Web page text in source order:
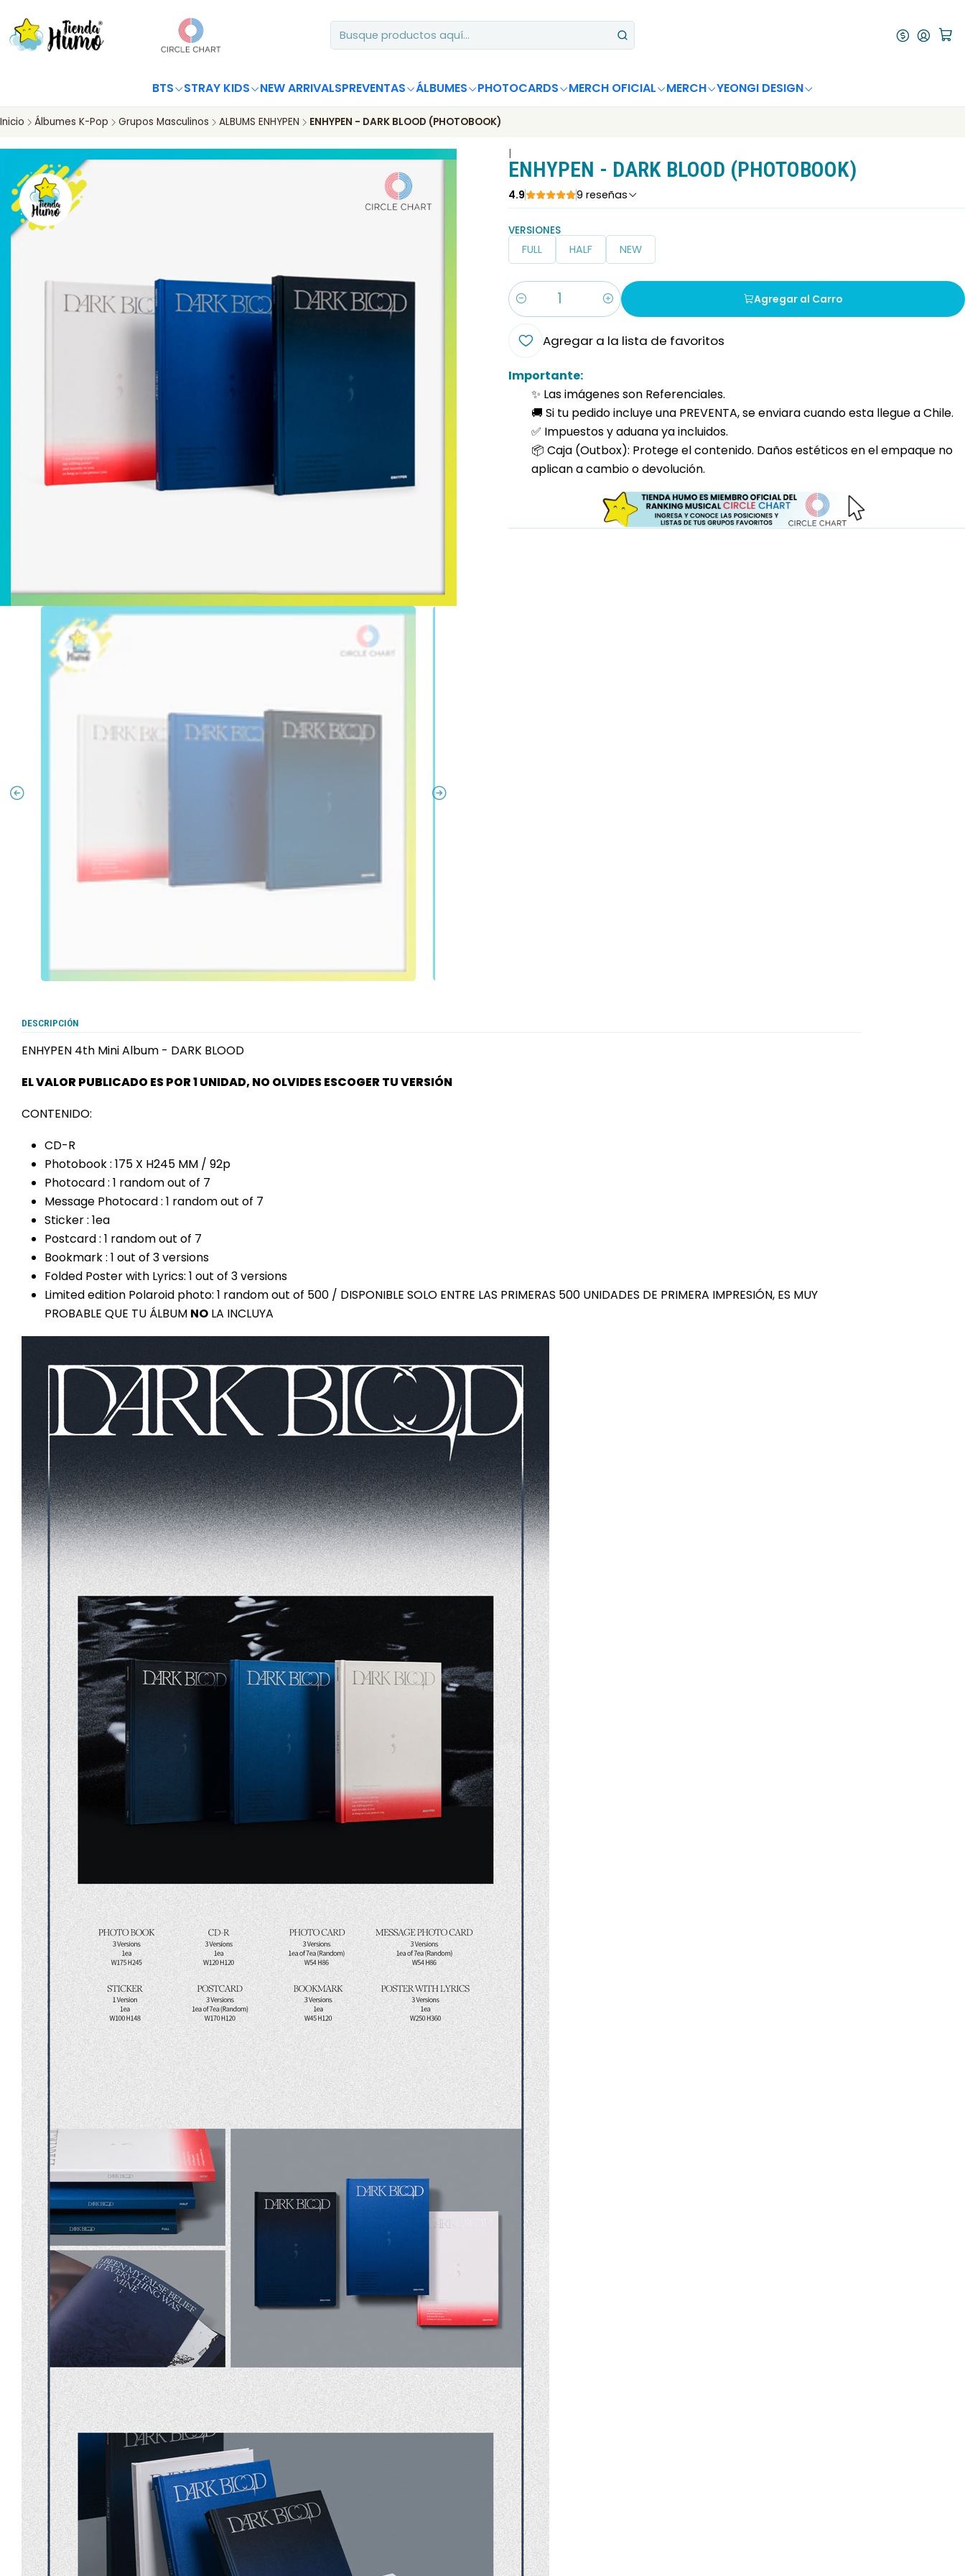
BTS STRAY KIDS NEW ARRIVALSPREVENTAS ÁLBUMES PHOTOCARDS MERCH OFICIAL MERCH YEONGI DESIGN
Inicio Álbumes K-Pop Grupos Masculinos ALBUMS ENHYPEN ENHYPEN - DARK BLOOD (PHOTOBOOK)
|
ENHYPEN - DARK BLOOD (PHOTOBOOK)
4.9 9 reseñas
VERSIONES
FULL HALF NEW
Cantidad
Agregar al Carro
Agregar a la lista de favoritos
Importante:
✨ Las imágenes son Referenciales.
🚚 Si tu pedido incluye una PREVENTA, se enviara cuando esta llegue a Chile.
✅ Impuestos y aduana ya incluidos.
📦 Caja (Outbox): Protege el contenido. Daños estéticos en el empaque no
aplican a cambio o devolución.
DESCRIPCIÓN
ENHYPEN 4th Mini Album - DARK BLOOD
EL VALOR PUBLICADO ES POR 1 UNIDAD, NO OLVIDES ESCOGER TU VERSIÓN
CONTENIDO:
CD-R
Photobook : 175 X H245 MM / 92p
Photocard : 1 random out of 7
Message Photocard : 1 random out of 7
Sticker : 1ea
Postcard : 1 random out of 7
Bookmark : 1 out of 3 versions
Folded Poster with Lyrics: 1 out of 3 versions
Limited edition Polaroid photo: 1 random out of 500 / DISPONIBLE SOLO ENTRE LAS PRIMERAS 500 UNIDADES DE PRIMERA IMPRESIÓN, ES MUY
PROBABLE QUE TU ÁLBUM NO LA INCLUYA